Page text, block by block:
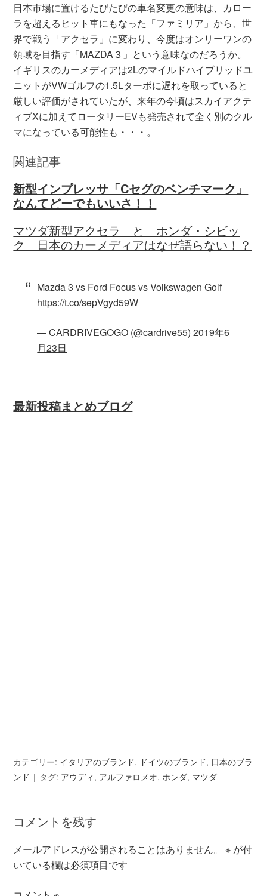
日本市場に置けるたびたびの車名変更の意味は、カロー
ラを超えるヒット車にもなった「ファミリア」から、世
界で戦う「アクセラ」に変わり、今度はオンリーワンの
領域を目指す「MAZDA３」という意味なのだろうか。
イギリスのカーメディアは2Lのマイルドハイブリッドユ
ニットがVWゴルフの1.5Lターボに遅れを取っていると
厳しい評価がされていたが、来年の今頃はスカイアクテ
ィブXに加えてロータリーEVも発売されて全く別のクル
マになっている可能性も・・・。
関連記事
新型インプレッサ「Cセグのベンチマーク」
なんてどーでもいいさ！！
マツダ新型アクセラ と ホンダ・シビッ
ク 日本のカーメディアはなぜ語らない！？
Mazda 3 vs Ford Focus vs Volkswagen Golf
https://t.co/sepVgyd59W
— CARDRIVEGOGO (@cardrive55)2019年6
月23日
最新投稿まとめブログ
カテゴリー: イタリアのブランド, ドイツのブランド, 日本のブラ
ンド
タグ: アウディ , アルファロメオ,ホンダ, マツダ
コメントを残す
メールアドレスが公開されることはありません。 ※ が付
いている欄は必須項目です